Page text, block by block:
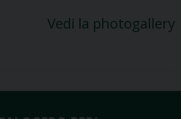
Vedi la photogallery